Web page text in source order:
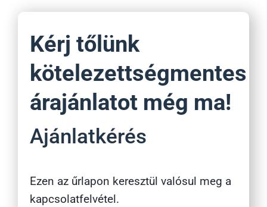
Kérj tőlünk
kötelezettségmentes
árajánlatot még ma!
Ajánlatkérés
Ezen az űrlapon keresztül valósul meg a
kapcsolatfelvétel.